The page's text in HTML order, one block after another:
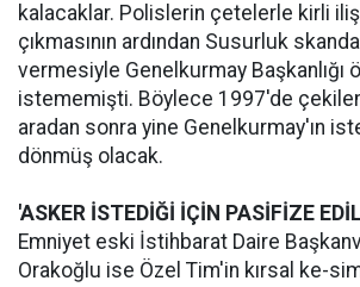
kalacaklar. Polislerin çetelerle kirli
çıkmasının ardından Susurluk
vermesiyle Genelkurmay Başkanlığı
istememişti. Böylece 1997'de çekilen
aradan sonra yine Genelkurmay'ın
dönmüş olacak.
'ASKER İSTEDİĞİ İÇİN PASİFİZE
Emniyet eski İstihbarat Daire
Orakoğlu ise Özel Tim'in kırsal ke-